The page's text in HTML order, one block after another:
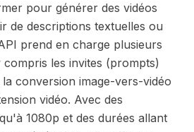
pour générer des vidéos
de descriptions textuelles ou
prend en charge plusieurs
les invites (prompts)
conversion image-vers-vidéo
vidéo. Avec des
1080p et des durées allant